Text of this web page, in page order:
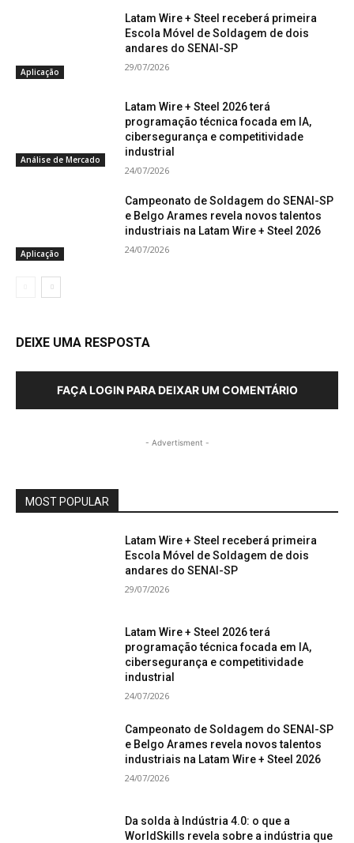
Aplicação
Latam Wire + Steel receberá primeira
Escola Móvel de Soldagem de dois
andares do SENAI-SP
29/07/2026
Análise de Mercado
Latam Wire + Steel 2026 terá
programação técnica focada em IA,
cibersegurança e competitividade
industrial
24/07/2026
Aplicação
Campeonato de Soldagem do SENAI-SP
e Belgo Arames revela novos talentos
industriais na Latam Wire + Steel 2026
24/07/2026
DEIXE UMA RESPOSTA
FAÇA LOGIN PARA DEIXAR UM COMENTÁRIO
- Advertisment -
MOST POPULAR
Latam Wire + Steel receberá primeira
Escola Móvel de Soldagem de dois
andares do SENAI-SP
29/07/2026
Latam Wire + Steel 2026 terá
programação técnica focada em IA,
cibersegurança e competitividade
industrial
24/07/2026
Campeonato de Soldagem do SENAI-SP
e Belgo Arames revela novos talentos
industriais na Latam Wire + Steel 2026
24/07/2026
Da solda à Indústria 4.0: o que a
WorldSkills revela sobre a indústria que